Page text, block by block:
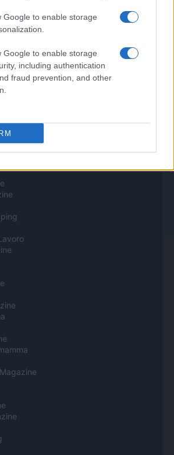
Google to enable storage
Google to enable storage
including authentication
fraud prevention, and other
- Publicado en España porAdHub
- Todos los derechos reservados.
Aviso legal
han realizado de forma híbrida por una
Artificial y por creadores independientes